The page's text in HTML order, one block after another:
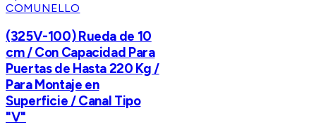
COMUNELLO
(325V-100) Rueda de 10
cm / Con Capacidad Para
Puertas de Hasta 220 Kg /
Para Montaje en
Superficie / Canal Tipo
"V"